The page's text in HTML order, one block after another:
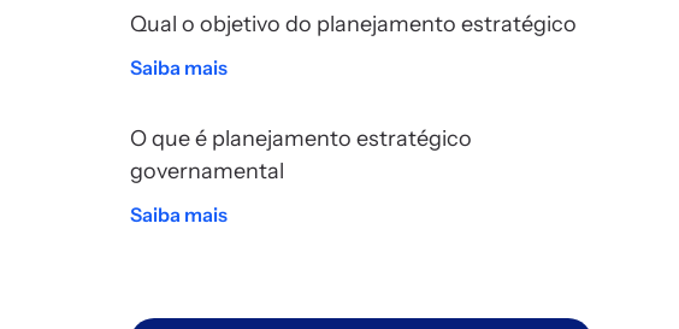
Qual o objetivo do planejamento estratégico
Saiba mais
O que é planejamento estratégico
governamental
Saiba mais